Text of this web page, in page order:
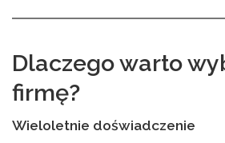
Dlaczego warto
firmę?
Wieloletnie doświadczenie